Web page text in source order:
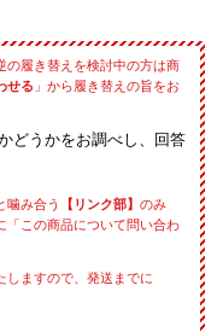
の履き替えを検討中の方は商
せる 」から履き替えの旨をお
どうかをお調べし、回答
噛み合う 【リンク部】のみ
「この商品について問い合わ
しますので、発送までに